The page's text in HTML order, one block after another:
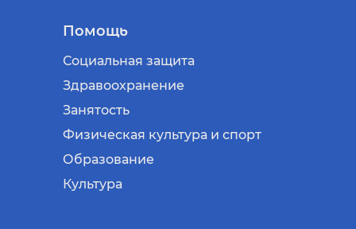
Помощь
Социальная защита
Здравоохранение
Занятость
Физическая культура и спорт
Образование
Культура